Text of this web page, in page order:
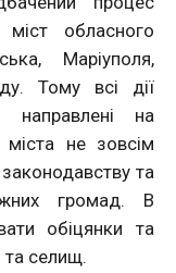
обласного
Маріуполя,
Тому всі дії
направлені на
не зовсім
та
громад. В
обіцянки та
та селищ.